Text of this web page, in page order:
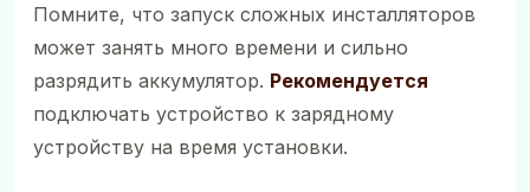
Помните, что запуск сложных инсталляторов
может занять много времени и сильно
разрядить аккумулятор. Рекомендуется
подключать устройство к зарядному
устройству на время установки.